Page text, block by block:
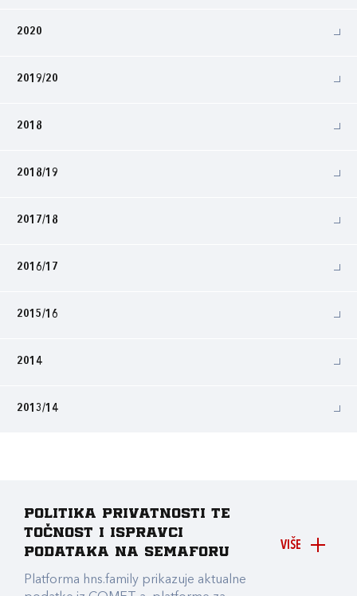
2020
2019/20
2018
2018/19
2017/18
2016/17
2015/16
2014
2013/14
VIŠE
Politika privatnosti te
točnost i ispravci
podataka na Semaforu
Platforma hns.family prikazuje aktualne